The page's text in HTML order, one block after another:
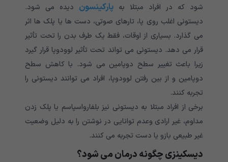
شود که در افراد مبتلا به پارکینسون دیده می شود.
دیستونی اغلب روی پا، تارهای صوتی، دست ها یا پلک ها اثر
می گذارد. بسیاری از اوقات، فقط یک طرف بدن را تحت تأثیر
قرار می دهد. دیستونی می تواند تحت تأثیر لوودوپا قرار گیرد
زیرا باعث تغییر سطح دوپامین می شود. با کاهش سطح
دوپامین و از بین رفتن لوودوپا، افراد می توانند دیستونی را
تجربه کنند.
برخی از افراد مبتلا به دیستونی نیز بلفارواسپاسم یا پلک زدن
مداوم، غیر ارادی وعدم توانایی در نوشتن را به دلیل وضعیت
غیر طبیعی بازو یا دست تجربه می کنند.
دیسکینزی چگونه درمان می شود؟